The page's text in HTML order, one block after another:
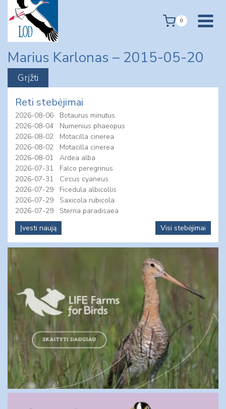
content
0
Marius Karlonas – 2015-05-20
Reti stebėjimai
2026-08-06
Botaurus minutus
2026-08-04
Numenius phaeopus
2026-08-02
Motacilla cinerea
2026-08-02
Motacilla cinerea
2026-08-01
Ardea alba
2026-07-31
Falco peregrinus
2026-07-31
Circus cyaneus
2026-07-29
Ficedula albicollis
2026-07-29
Saxicola rubicola
2026-07-29
Sterna paradisaea
Įvesti naują
Visi stebėjimai